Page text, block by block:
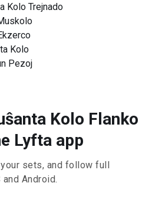
Kolo Trejnado
Kolo
Pezoj
Kolo Flanko
Lyfta app
sets, and follow full
Android.